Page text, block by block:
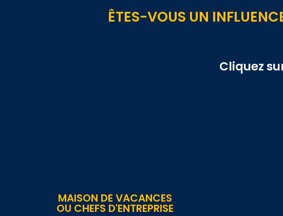
ÊTES-VOUS UN
Cliquez
MAISON DE VACANCES
OU CHEFS D'ENTREPRISE